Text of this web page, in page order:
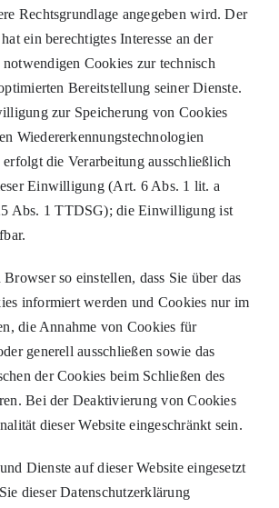
Rechtsgrundlage angegeben wird. Der
ein berechtigtes Interesse an der
Cookies zur technisch
Bereitstellung seiner Dienste.
zur Speicherung von Cookies
Wiedererkennungstechnologien
die Verarbeitung ausschließlich
Einwilligung (Art. 6 Abs. 1 lit. a
Abs. 1 TTDSG); die Einwilligung ist
so einstellen, dass Sie über das
informiert werden und Cookies nur im
die Annahme von Cookies für
generell ausschließen sowie das
der Cookies beim Schließen des
Bei der Deaktivierung von Cookies
dieser Website eingeschränkt sein.
Dienste auf dieser Website eingesetzt
dieser Datenschutzerklärung